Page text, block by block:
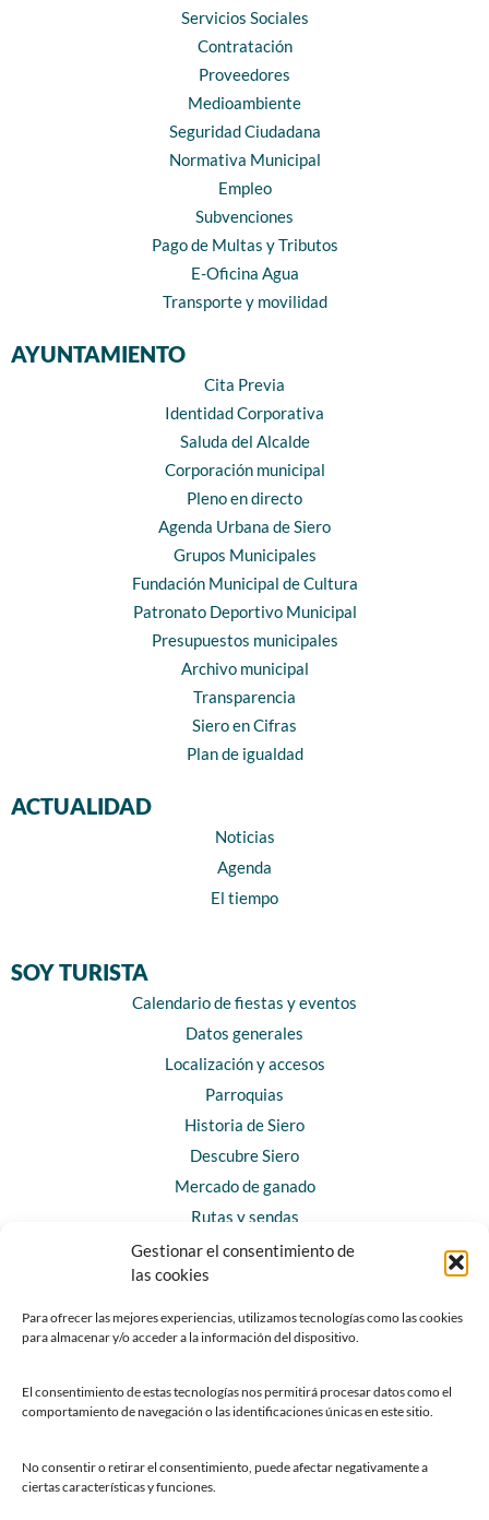
Gestionar el consentimiento de
las cookies
Para ofrecer las mejores experiencias, utilizamos tecnologías como las cookies
para almacenar y/o acceder a la información del dispositivo.
El consentimiento de estas tecnologías nos permitirá procesar datos como el
comportamiento de navegación o las identificaciones únicas en este sitio.
No consentir o retirar el consentimiento, puede afectar negativamente a
ciertas características y funciones.
Servicios Sociales
Contratación
Proveedores
Medioambiente
Seguridad Ciudadana
Normativa Municipal
Empleo
Subvenciones
Pago de Multas y Tributos
E-Oficina Agua
Transporte y movilidad
AYUNTAMIENTO
Cita Previa
Identidad Corporativa
Saluda del Alcalde
Corporación municipal
Pleno en directo
Agenda Urbana de Siero
Grupos Municipales
Fundación Municipal de Cultura
Patronato Deportivo Municipal
Presupuestos municipales
Archivo municipal
Transparencia
Siero en Cifras
Plan de igualdad
ACTUALIDAD
Noticias
Agenda
El tiempo
SOY TURISTA
Calendario de fiestas y eventos
Datos generales
Localización y accesos
Parroquias
Historia de Siero
Descubre Siero
Mercado de ganado
Rutas y sendas
Horarios y contacto
Teléfonos de interés
Chatbot Siero
SEDES ELECTRÓNICAS
Sede del Ayuntamiento de Siero